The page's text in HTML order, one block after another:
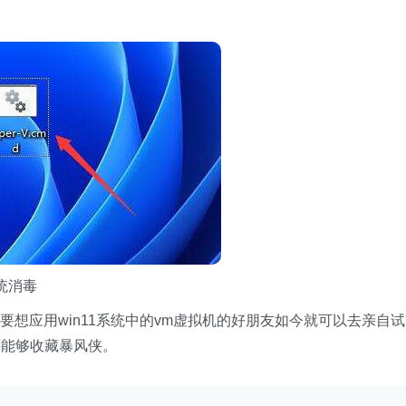
消毒
想应用win11系统中的vm虚拟机的好朋友如今就可以去亲自试
够收藏暴风侠。